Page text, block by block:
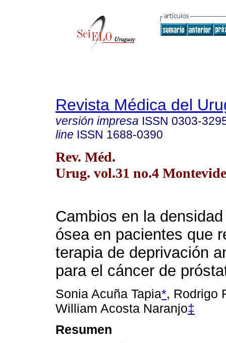
Revista Médica del
versión impresa ISSN 0303-
line ISSN 1688-0390
Rev. Méd.
Urug. vol.31 no.4
Cambios en la
ósea en pacientes que
terapia de deprivación
para el cáncer de
Sonia Acuña Tapia*, Rodrigo
William Acosta Naranjo‡
Resumen